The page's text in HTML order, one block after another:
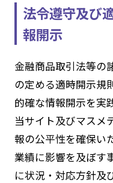
法令遵守及び
報開示
金融商品取引法等の
の定める適時開示規
的確な情報開示を実
当サイト及びマスメ
報の公平性を確保い
業績に影響を及ぼす
に状況・対応方針及